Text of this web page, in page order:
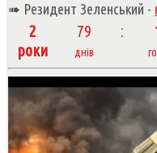
➠ Резидент Зеленський -
2
роки
79